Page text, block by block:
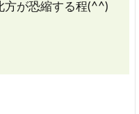
方が恐縮する程(^^)